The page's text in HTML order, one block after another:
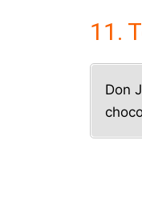
11.
Don